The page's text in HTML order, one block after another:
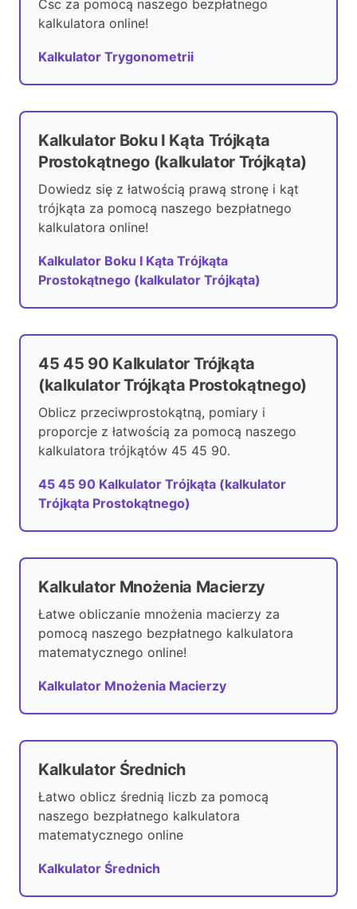
Csc za pomocą naszego bezpłatnego
kalkulatora online!
Kalkulator Trygonometrii
Kalkulator Boku I Kąta Trójkąta
Prostokątnego (kalkulator Trójkąta)
Dowiedz się z łatwością prawą stronę i kąt
trójkąta za pomocą naszego bezpłatnego
kalkulatora online!
Kalkulator Boku I Kąta Trójkąta
Prostokątnego (kalkulator Trójkąta)
45 45 90 Kalkulator Trójkąta
(kalkulator Trójkąta Prostokątnego)
Oblicz przeciwprostokątną, pomiary i
proporcje z łatwością za pomocą naszego
kalkulatora trójkątów 45 45 90.
45 45 90 Kalkulator Trójkąta (kalkulator
Trójkąta Prostokątnego)
Kalkulator Mnożenia Macierzy
Łatwe obliczanie mnożenia macierzy za
pomocą naszego bezpłatnego kalkulatora
matematycznego online!
Kalkulator Mnożenia Macierzy
Kalkulator Średnich
Łatwo oblicz średnią liczb za pomocą
naszego bezpłatnego kalkulatora
matematycznego online
Kalkulator Średnich